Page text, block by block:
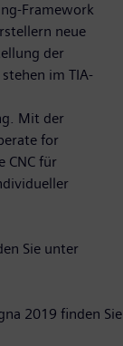
Framework
neue
der
im TIA-
Mit der
for
CNC für
Sie unter
2019 finden Sie